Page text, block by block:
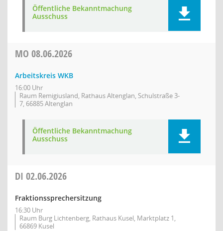
Öffentliche Bekanntmachung
Ausschuss
MO 08.06.2026
Arbeitskreis WKB
16:00 Uhr
Raum Remigiusland, Rathaus Altenglan, Schulstraße 3-
7, 66885 Altenglan
Öffentliche Bekanntmachung
Ausschuss
DI 02.06.2026
Fraktionssprechersitzung
16:30 Uhr
Raum Burg Lichtenberg, Rathaus Kusel, Marktplatz 1,
66869 Kusel